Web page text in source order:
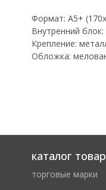
Формат: A5+
Внутренний
Крепление:
Обложка:
каталог
торговые марки